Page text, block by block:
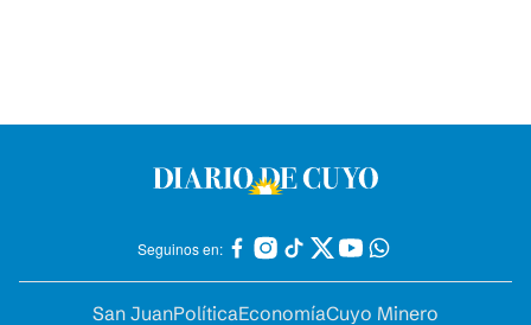
Seguinos en:
San JuanPolíticaEconomíaCuyo Minero